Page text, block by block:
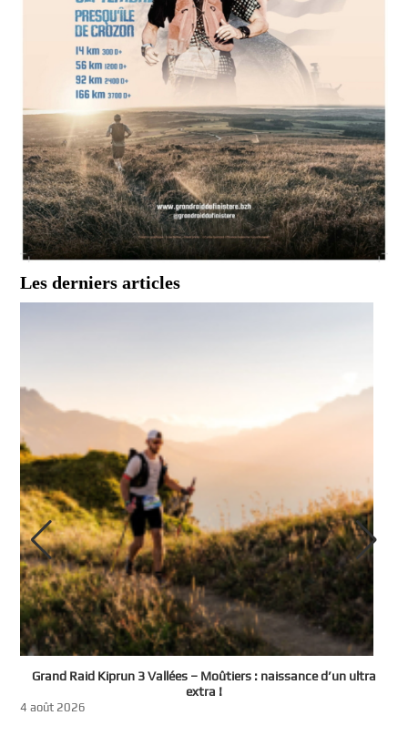
Les derniers articles
Grand Raid Kiprun 3 Vallées – Moûtiers : naissance d’un ultra
extra !
4 août 2026